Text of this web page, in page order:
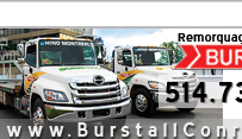
6 août 2026